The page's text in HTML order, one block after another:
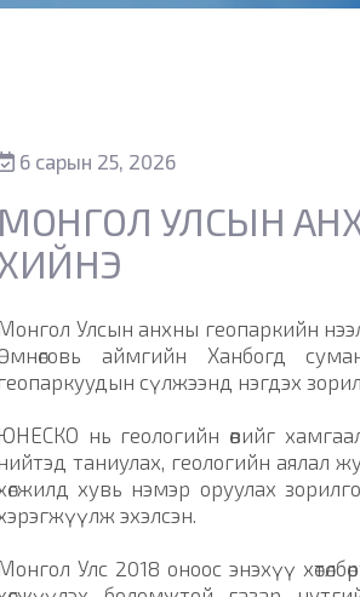
6 сарын 25, 2026
МОНГОЛ УЛСЫН
Улсын анхны геопаркийн
аймгийн Ханбогд
сүлжээнд нэгдэх
нь геологийн өвийг
таниулах, геологийн аялал
хувь нэмэр оруулах
эхэлсэн.
Улс 2018 оноос энэхүү